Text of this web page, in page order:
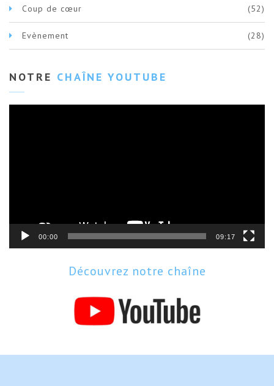
Coup de cœur (52)
Evènement (28)
NOTRE CHAÎNE YOUTUBE
00:00 09:17
Découvrez notre chaîne